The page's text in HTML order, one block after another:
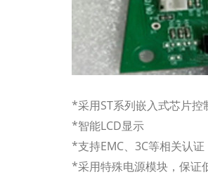
*采用ST系列嵌入式芯片控
*智能LCD显示
*支持EMC、3C等相关认证
*采用特殊电源模块，保证